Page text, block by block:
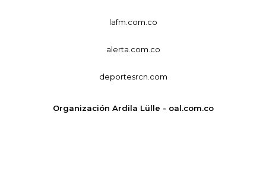
lafm.com.co
alerta.com.co
deportesrcn.com
Organización Ardila Lülle - oal.com.co